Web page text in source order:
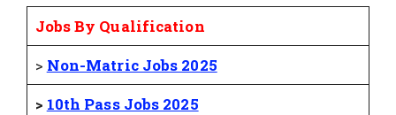
Jobs By Qualification
> Non-Matric Jobs 2025
> 10th Pass Jobs 2025